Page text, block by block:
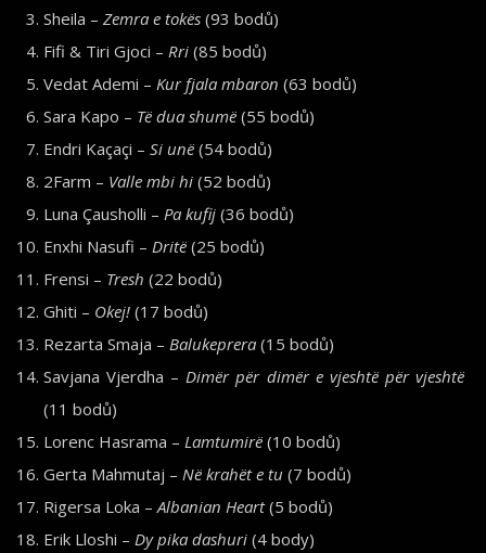
Sheila – Zemra e tokës (93 bodů)
Fifi & Tiri Gjoci – Rri (85 bodů)
Vedat Ademi – Kur fjala mbaron (63 bodů)
Sara Kapo – Të dua shumë (55 bodů)
Endri Kaçaçi – Si unë (54 bodů)
2Farm – Valle mbi hi (52 bodů)
Luna Çausholli – Pa kufij (36 bodů)
Enxhi Nasufi – Dritë (25 bodů)
Frensi – Tresh (22 bodů)
Ghiti – Okej! (17 bodů)
Rezarta Smaja – Balukeprera (15 bodů)
Savjana Vjerdha –Dimër për dimër e vjeshtë për vjeshtë
(11 bodů)
Lorenc Hasrama – Lamtumirë (10 bodů)
Gerta Mahmutaj – Në krahët e tu (7 bodů)
Rigersa Loka –Albanian Heart(5 bodů)
Erik Lloshi – Dy pika dashuri (4 body)